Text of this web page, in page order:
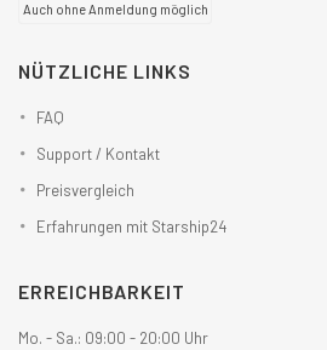
Auch ohne Anmeldung möglich
NÜTZLICHE LINKS
FAQ
Support / Kontakt
Preisvergleich
Erfahrungen mit Starship24
ERREICHBARKEIT
Mo. - Sa.: 09:00 - 20:00 Uhr